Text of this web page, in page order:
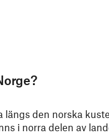
längs den norska
i norra delen av